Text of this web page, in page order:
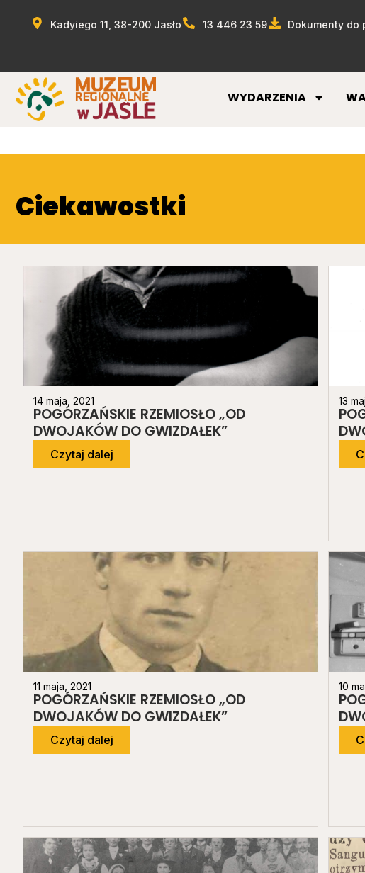
Kadyiego 11, 38-200 Jasło 13 446 23 59 Dokumenty do
WYDARZENIA
Ciekawostki
14 maja, 2021
POGÓRZAŃSKIE RZEMIOSŁO „OD
DWOJAKÓW DO GWIZDAŁEK”
Czytaj dalej
13
11 maja, 2021
POGÓRZAŃSKIE RZEMIOSŁO „OD
DWOJAKÓW DO GWIZDAŁEK”
Czytaj dalej
10